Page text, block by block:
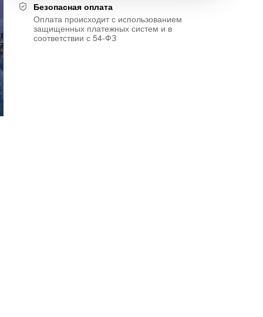
Безопасная оплата
Оплата происходит с использованием
защищенных платежных систем и в
соответствии с 54-ФЗ